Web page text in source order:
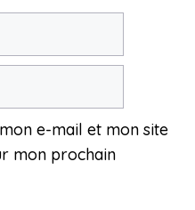
e-mail et mon site
mon prochain